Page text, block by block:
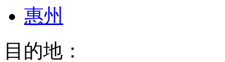
惠州
目的地：